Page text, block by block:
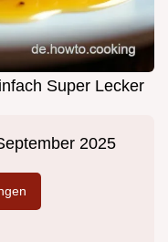
Super Lecker
2025